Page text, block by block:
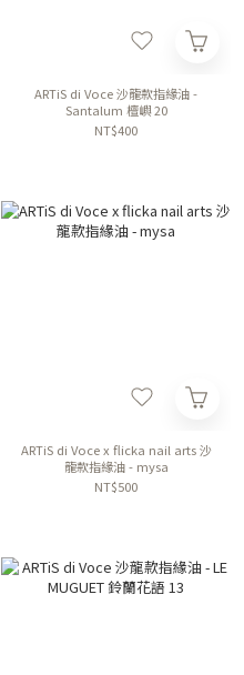
ARTiS di Voce 沙龍款指緣油 -
Santalum 檀嶼 20
NT$400
ARTiS di Voce x flicka nail arts 沙
龍款指緣油 - mysa
NT$500